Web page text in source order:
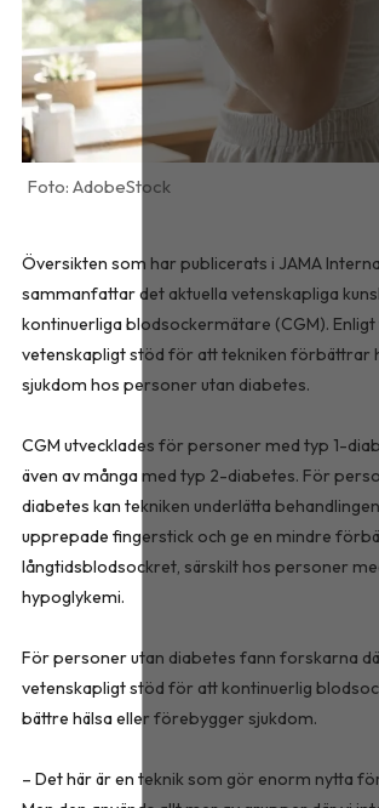
AdobeStock
Översikten som har publicerats i JAMA
sammanfattar det aktuella vetenskapliga
kontinuerliga blodsockermätare (CGM).
vetenskapligt stöd för att tekniken förbättrar
sjukdom hos personer utan diabetes.
CGM utvecklades för personer med typ 1-
även av många med typ 2-diabetes. För
diabetes kan tekniken underlätta
upprepade fingerstick och ge en mindre
långtidsblodsockret, särskilt hos personer
hypoglykemi.
För personer utan diabetes fann forskarna
vetenskapligt stöd för att kontinuerlig
bättre hälsa eller förebygger sjukdom.
– Det här är en teknik som gör enorm nytta